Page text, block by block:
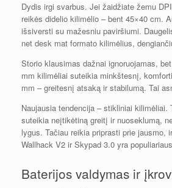
Dydis irgi svarbus. Jei žaidžiate žemu
reikės didelio kilimėlio – bent 45×40 cm.
išsiversti su mažesniu paviršiumi.
net desk mat formato kilimėlius,
Storio klausimas dažnai ignoruojamas,
mm kilimėliai suteikia minkštesnį,
mm – greitesnį atsaką ir stabilumą. Tai
Naujausia tendencija – stikliniai kilimėliai.
suteikia neįtikėtiną greitį ir nuoseklumą,
lygus. Tačiau reikia priprasti prie jausmo,
Wallhack V2 ir Skypad 3.0 yra
Baterijos valdymas ir